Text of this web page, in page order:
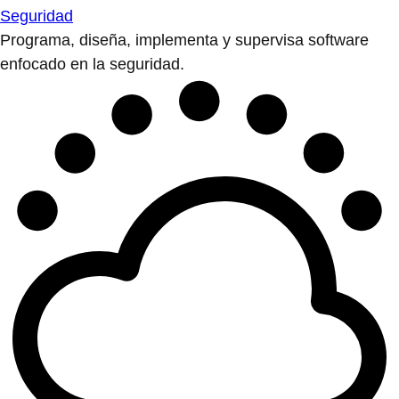
Seguridad
Programa, diseña, implementa y supervisa software
enfocado en la seguridad.